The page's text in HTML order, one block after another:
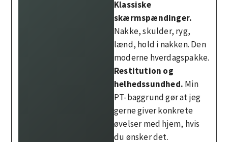
Klassiske
skærmspændinger.
Nakke, skulder, ryg,
lænd, hold i nakken. Den
moderne hverdagspakke.
Restitution og
helhedssundhed. Min
PT-baggrund gør at jeg
gerne giver konkrete
øvelser med hjem, hvis
du ønsker det.